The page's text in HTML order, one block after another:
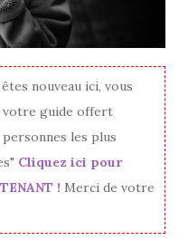
nouveau ici, vous
votre guide offert
les plus
Cliquez ici pour
! Merci de votre